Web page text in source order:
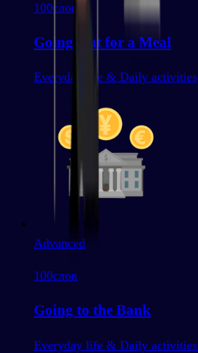
100слов
Going Out for a Meal
Everyday life & Daily activities
Advanced
100слов
Going to the Bank
Everyday life & Daily activities